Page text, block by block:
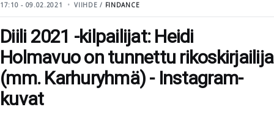
17:10 - 09.02.2021 VIIHDE / FINDANCE
Diili 2021 -kilpailijat: Heidi
Holmavuo on tunnettu rikoskirjailija
(mm. Karhuryhmä) - Instagram-
kuvat